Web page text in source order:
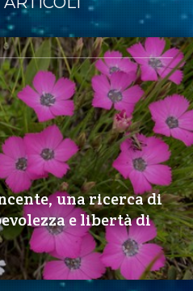
una ricerca di
e libertà di